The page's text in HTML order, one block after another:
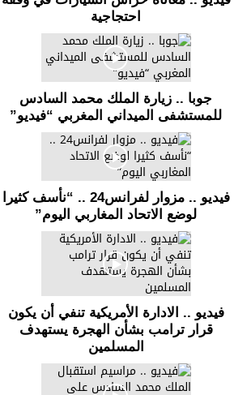
احتجاجية
جوبا .. زيارة الملك محمد السادس
للمستشفى الميداني المغربي “فيديو”
فيديو .. مزوار لفرانس24 .. “نأسف كثيرا
لوضع الاتحاد المغاربي اليوم”
فيديو .. الادارة الأمريكية تنفي أن يكون
قرار ترامب بشأن الهجرة يستهدف
المسلمين